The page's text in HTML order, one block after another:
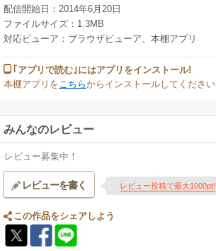
配信開始日：2014年6月20日
ファイルサイズ：1.3MB
対応ビューア：ブラウザビューア、本棚アプリ
｢アプリで読む｣にはアプリをインストール!
本棚アプリを こちらからインストールしてください
みんなのレビュー
レビュー募集中！
レビューを書く レビュー投稿で最大1000pt!
この作品をシェアしよう